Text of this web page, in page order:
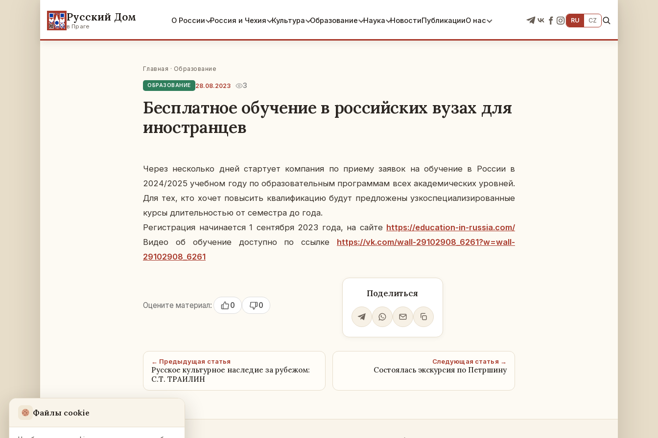
Русский Дом
в Праге
О России Россия и Чехия Культура Образование Наука НовостиПубликацииО нас RU CZ
Главная · Образование
ОБРАЗОВАНИЕ 28.08.2023 3
Бесплатное обучение в российских вузах для
иностранцев
Через несколь­ко дней стар­ту­ет ком­па­ния по приему заявок на обу­че­ние в России в
2024/2025 учеб­ном году по об­ра­зо­ва­тель­ным про­грам­мам всех ака­де­ми­че­ских уров­ней.
Для тех, кто хочет по­вы­сить ква­ли­фи­ка­цию будут пред­ло­же­ны уз­ко­спе­ци­а­ли­зи­ро­ван­ные
курсы дли­тель­но­стью от се­мест­ра до года.
Ре­ги­стра­ция на­чи­на­ет­ся 1 сен­тяб­ря 2023 года, на сайте https://education-in-russia.com/
Видео об обу­че­ние до­ступ­но по ссылке https://vk.com/wall-29102908_6261?w=wall-
29102908_6261
Оцените материал: 0 0
Поделиться
← Предыдущая статья
Русское культурное наследие за рубежом:
С.Т. ТРАИЛИН
Следующая статья →
Состоялась экскурсия по Петршину
Файлы cookie